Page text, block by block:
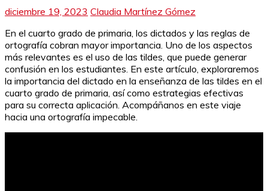
diciembre 19, 2023 Claudia Martínez Gómez
En el cuarto grado de primaria, los dictados y las reglas de
ortografía cobran mayor importancia. Uno de los aspectos
más relevantes es el uso de las tildes, que puede generar
confusión en los estudiantes. En este artículo, exploraremos
la importancia del dictado en la enseñanza de las tildes en el
cuarto grado de primaria, así como estrategias efectivas
para su correcta aplicación. Acompáñanos en este viaje
hacia una ortografía impecable.